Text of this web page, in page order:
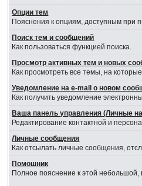
Опции тем
Пояснения к опциям, доступным при
Поиск тем и сообщений
Как пользоваться функцией поиска.
Просмотр активных тем и новых
Как просмотреть все темы, на
Уведомление на е-mail о новом
Как получить уведомление
Ваша панель управления (Личные
Редактирование контактной и
Личные сообщения
Как отсылать личные сообщения,
Помошник
Полное пояснение к этой небольшой,